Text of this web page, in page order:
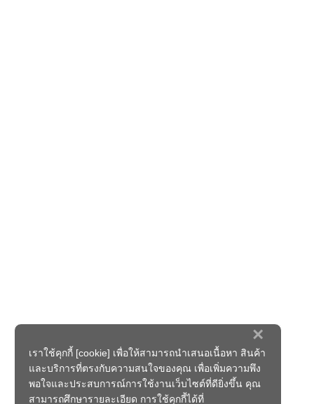
×
เราใช้คุกกี้ [cookie] เพื่อให้สามารถนำเสนอเนื้อหา สินค้า
และบริการที่ตรงกับความสนใจของคุณ เพื่อเพิ่มความพึง
พอใจและประสบการณ์การใช้งานเว็บไซต์ที่ดียิ่งขึ้น คุณ
สามารถศึกษารายละเอียด การใช้คุกกี้ได้ที่